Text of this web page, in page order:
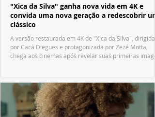
"Xica da Silva" ganha nova vida em 4K e
convida uma nova geração a redescobrir um
clássico
A versão restaurada em 4K de "Xica da Silva", dirigida
por Cacá Diegues e protagonizada por Zezé Motta,
chega aos cinemas após revelar suas primeiras